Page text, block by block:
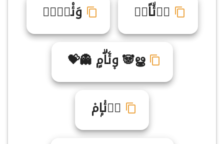
وࣳئۙاًمࣹ وَئ۠اࣳمࣼ
ൠ🐼 و۪ئۧاۗمٍ 👻💝
وࣷئ۫اۭم۫